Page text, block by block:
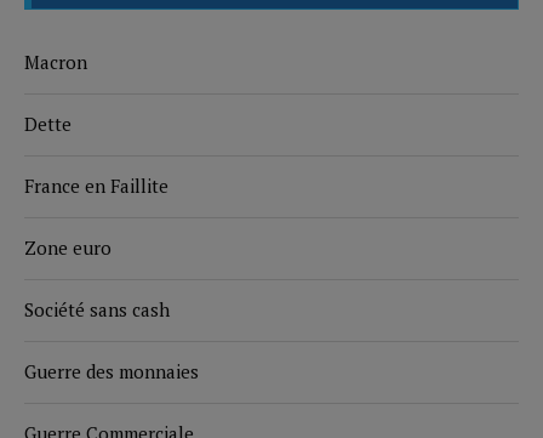
Macron
Dette
France en Faillite
Zone euro
Société sans cash
Guerre des monnaies
Guerre Commerciale